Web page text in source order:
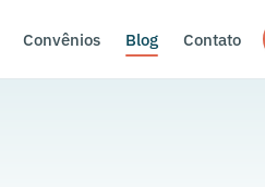
Convênios Blog Contato